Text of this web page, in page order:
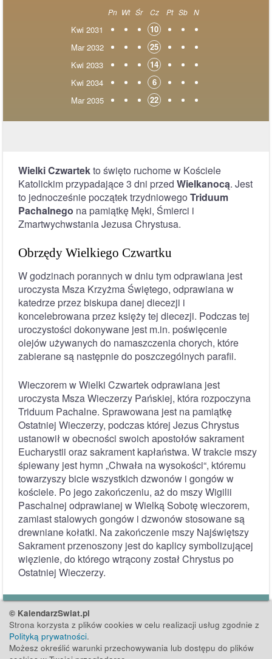
Pn Wt Śr Cz Pt Sb N
Kwi 2031
10
Mar 2032
25
Kwi 2033
14
Kwi 2034
6
Mar 2035
22
Wielki Czwartekto święto ruchome w Kościele
Katolickim przypadające 3 dni przed Wielkanocą. Jest
to jednocześnie początek trzydniowego Triduum
Pachalnego na pamiątkę Męki, Śmierci i
Zmartwychwstania Jezusa Chrystusa.
Obrzędy Wielkiego Czwartku
W godzinach porannych w dniu tym odprawiana jest
uroczysta Msza Krzyżma Świętego, odprawiana w
katedrze przez biskupa danej diecezji i
koncelebrowana przez księży tej diecezji. Podczas tej
uroczystości dokonywane jest m.in. poświęcenie
olejów używanych do namaszczenia chorych, które
zabierane są następnie do poszczególnych parafii.
Wieczorem w Wielki Czwartek odprawiana jest
uroczysta Msza Wieczerzy Pańskiej, która rozpoczyna
Triduum Pachalne. Sprawowana jest na pamiątkę
Ostatniej Wieczerzy, podczas której Jezus Chrystus
ustanowił w obecności swoich apostołów sakrament
Eucharystii oraz sakrament kapłaństwa. W trakcie mszy
śpiewany jest hymn „Chwała na wysokości“, któremu
towarzyszy bicie wszystkich dzwonów i gongów w
kościele. Po jego zakończeniu, aż do mszy Wigilii
Paschalnej odprawianej w Wielką Sobotę wieczorem,
zamiast stalowych gongów i dzwonów stosowane są
drewniane kołatki. Na zakończenie mszy Najświętszy
Sakrament przenoszony jest do kaplicy symbolizującej
więzienie, do którego wtrącony został Chrystus po
Ostatniej Wieczerzy.
© KalendarzSwiat.pl
Strona korzysta z plików cookies w celu realizacji usług zgodnie z
Polityką prywatności.
Możesz określić warunki przechowywania lub dostępu do plików